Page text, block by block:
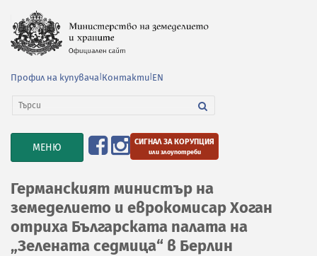
Профил на купувача Контакти EN
TOGGLE
NAVIGATION
МЕНЮ СИГНАЛ ЗА КОРУПЦИЯ
или злоупотреби
Германският министър на
земеделието и еврокомисар Хоган
отриха Българската палата на
„Зелената седмица“ в Берлин